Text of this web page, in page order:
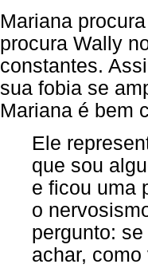
Mariana
procura Wally
constantes.
sua fobia se
Mariana é bem
Ele
que sou
e ficou uma
o
pergunto:
achar,